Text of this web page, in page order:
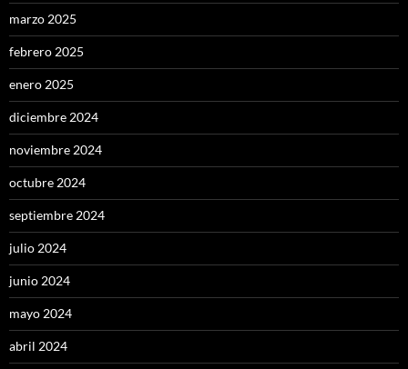
marzo 2025
febrero 2025
enero 2025
diciembre 2024
noviembre 2024
octubre 2024
septiembre 2024
julio 2024
junio 2024
mayo 2024
abril 2024